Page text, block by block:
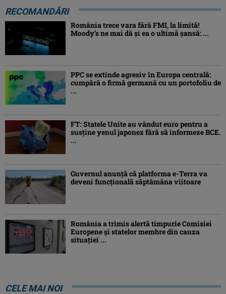
RECOMANDĂRI
România trece vara fără FMI, la limită!
Moody’s ne mai dă și ea o ultimă șansă: ...
PPC se extinde agresiv în Europa centrală:
cumpără o firmă germană cu un portofoliu de
...
FT: Statele Unite au vândut euro pentru a
susține yenul japonez fără să informeze BCE.
...
Guvernul anunță că platforma e-Terra va
deveni funcţională săptămâna viitoare
România a trimis alertă timpurie Comisiei
Europene și statelor membre din cauza
situației ...
CELE MAI NOI